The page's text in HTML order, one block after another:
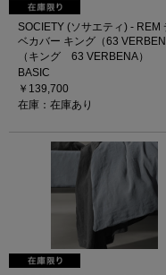
SOCIETY (ソサエティ) - REM
ベカバー キング（63
（キング 63 VERBENA）
BASIC
￥139,700
在庫：在庫あり